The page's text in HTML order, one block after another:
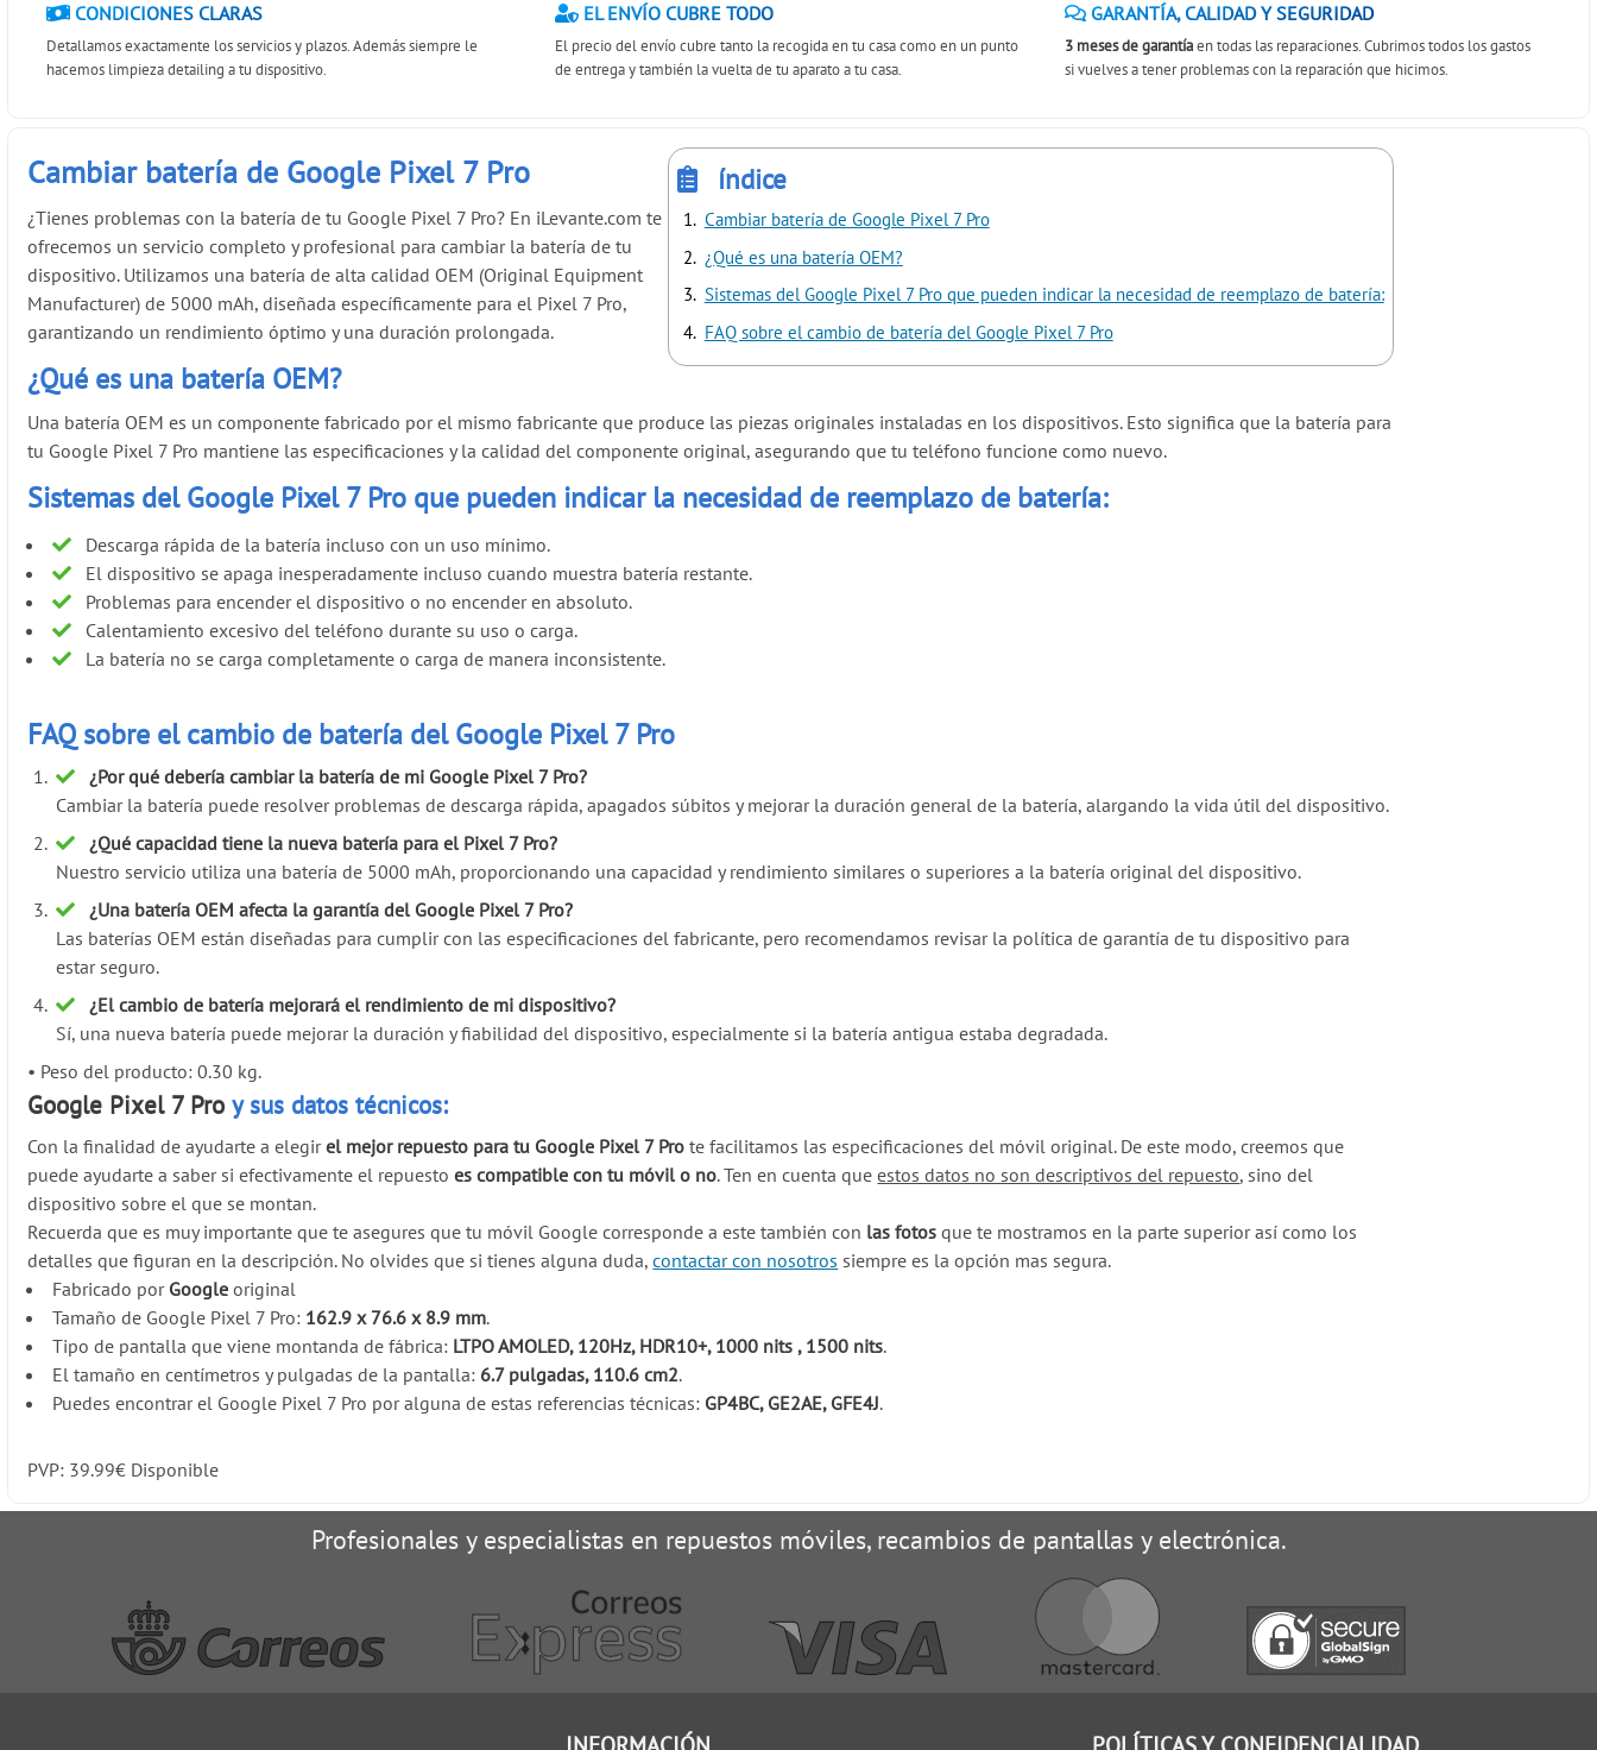
CONDICIONES CLARAS
Detallamos exactamente los servicios y plazos. Además siempre le
hacemos limpieza detailing a tu dispositivo.
EL ENVÍO CUBRE TODO
El precio del envío cubre tanto la recogida en tu casa como en un punto
de entrega y también la vuelta de tu aparato a tu casa.
GARANTÍA, CALIDAD Y SEGURIDAD
3 meses de garantíaen todas las reparaciones. Cubrimos todos los gastos
si vuelves a tener problemas con la reparación que hicimos.
índice
Cambiar batería de Google Pixel 7 Pro
¿Qué es una batería OEM?
Sistemas del Google Pixel 7 Pro que pueden indicar la necesidad de reemplazo de batería:
FAQ sobre el cambio de batería del Google Pixel 7 Pro
Cambiar batería de Google Pixel 7 Pro
¿Tienes problemas con la batería de tu Google Pixel 7 Pro? En iLevante.com te
ofrecemos un servicio completo y profesional para cambiar la batería de tu
dispositivo. Utilizamos una batería de alta calidad OEM (Original Equipment
Manufacturer) de 5000 mAh, diseñada específicamente para el Pixel 7 Pro,
garantizando un rendimiento óptimo y una duración prolongada.
¿Qué es una batería OEM?
Una batería OEM es un componente fabricado por el mismo fabricante que produce las piezas originales instaladas en los dispositivos. Esto significa que la batería para
tu Google Pixel 7 Pro mantiene las especificaciones y la calidad del componente original, asegurando que tu teléfono funcione como nuevo.
Sistemas del Google Pixel 7 Pro que pueden indicar la necesidad de reemplazo de batería:
Descarga rápida de la batería incluso con un uso mínimo.
El dispositivo se apaga inesperadamente incluso cuando muestra batería restante.
Problemas para encender el dispositivo o no encender en absoluto.
Calentamiento excesivo del teléfono durante su uso o carga.
La batería no se carga completamente o carga de manera inconsistente.
FAQ sobre el cambio de batería del Google Pixel 7 Pro
¿Por qué debería cambiar la batería de mi Google Pixel 7 Pro?
Cambiar la batería puede resolver problemas de descarga rápida, apagados súbitos y mejorar la duración general de la batería, alargando la vida útil del dispositivo.
¿Qué capacidad tiene la nueva batería para el Pixel 7 Pro?
Nuestro servicio utiliza una batería de 5000 mAh, proporcionando una capacidad y rendimiento similares o superiores a la batería original del dispositivo.
¿Una batería OEM afecta la garantía del Google Pixel 7 Pro?
Las baterías OEM están diseñadas para cumplir con las especificaciones del fabricante, pero recomendamos revisar la política de garantía de tu dispositivo para
estar seguro.
¿El cambio de batería mejorará el rendimiento de mi dispositivo?
Sí, una nueva batería puede mejorar la duración y fiabilidad del dispositivo, especialmente si la batería antigua estaba degradada.
• Peso del producto: 0.30 kg.
Google Pixel 7 Pro y sus datos técnicos:
Con la finalidad de ayudarte a elegirel mejor repuesto para tu Google Pixel 7 Pro te facilitamos las especificaciones del móvil original. De este modo, creemos que
puede ayudarte a saber si efectivamente el repuestoes compatible con tu móvil o no. Ten en cuenta queestos datos no son descriptivos del repuesto, sino del
dispositivo sobre el que se montan.
Recuerda que es muy importante que te asegures que tu móvil Google corresponde a este también con las fotos que te mostramos en la parte superior así como los
detalles que figuran en la descripción. No olvides que si tienes alguna duda,contactar con nosotros siempre es la opción mas segura.
Fabricado por Google original
Tamaño de Google Pixel 7 Pro: 162.9 x 76.6 x 8.9 mm.
Tipo de pantalla que viene montanda de fábrica: LTPO AMOLED, 120Hz, HDR10+, 1000 nits , 1500 nits.
El tamaño en centímetros y pulgadas de la pantalla: 6.7 pulgadas, 110.6 cm2.
Puedes encontrar el Google Pixel 7 Pro por alguna de estas referencias técnicas: GP4BC, GE2AE, GFE4J.
PVP: 39.99€ Disponible
Profesionales y especialistas en repuestos móviles, recambios de pantallas y electrónica.